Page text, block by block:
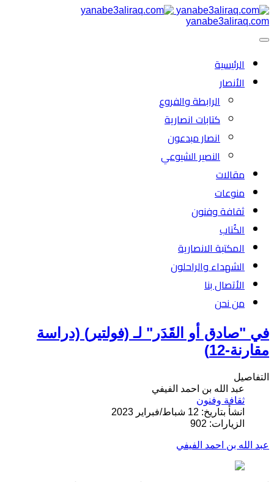
yanabe3aliraq.com
الرئیسية
الأنصار
الرابطة والفروع
كتابات انصارية
انصار مبدعون
النصیر الشیوعي
مقالات
منوعات
ثقافة وفنون
الكُتاب
المكتبة الانصارية
الشهداء والراحلون
الأتصال بنا
من نحن
في "صادق أو القَدَر" لـ (فولتير) (دراسة
مقارنة-12)
التفاصيل
عبد الله بن احمد الفيفي
ثقافة وفنون
انشأ بتاريخ: 12 شباط/فبراير 2023
الزيارات: 902
عبد الله بن احمد الفيفي